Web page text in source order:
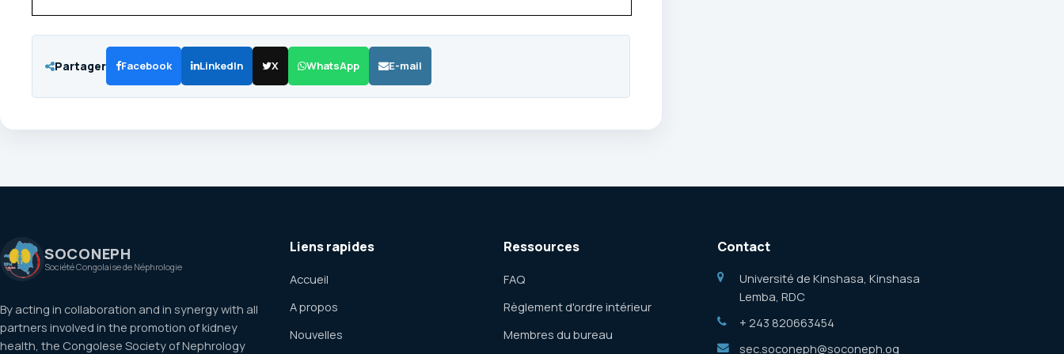
Partager Facebook LinkedIn X WhatsApp E-mail
SOCONEPH
Société Congolaise de Néphrologie
By acting in collaboration and in synergy with all
partners involved in the promotion of kidney
health, the Congolese Society of Nephrology
Liens rapides
Accueil
A propos
Nouvelles
Ressources
FAQ
Règlement d'ordre intérieur
Membres du bureau
Contact
Université de Kinshasa, Kinshasa
Lemba, RDC
+ 243 820663454
sec.soconeph@soconeph.og